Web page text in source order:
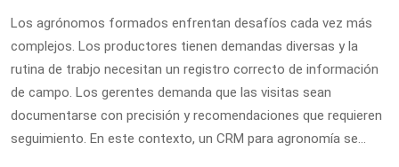
Los agrónomos formados enfrentan desafíos cada vez más
complejos. Los productores tienen demandas diversas y la
rutina de trabjo necesitan un registro correcto de información
de campo. Los gerentes demanda que las visitas sean
documentarse con precisión y recomendaciones que requieren
seguimiento. En este contexto, un CRM para agronomía se…